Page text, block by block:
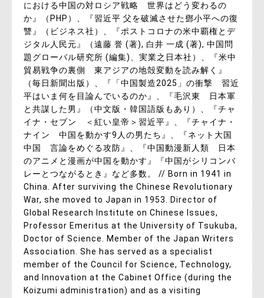
における中国の対ロシア戦略 世界はどう変わるの
か』（PHP）、『習近平 父を破滅させた鄧小平への復
讐』（ビジネス社）、『ポストコロナの米中覇権とデ
ジタル人民元』（遠藤 誉 (著), 白井 一成 (著), 中国問
題グローバル研究所 (編集)、実業之日本社）、『米中
貿易戦争の裏側 東アジアの地殻変動を読み解く』
（毎日新聞出版）、『「中国製造2025」の衝撃 習近
平はいま何を目論んでいるのか』、『毛沢東 日本軍
と共謀した男』（中文版・韓国語版もあり）、『チャ
イナ・セブン ＜紅い皇帝＞習近平』、『チャイナ・
ナイン 中国を動かす9人の男たち』、『ネット大国
中国 言論をめぐる攻防』、『中国動漫新人類 日本
のアニメと漫画が中国を動かす』『中国がシリコンバ
レーとつながるとき』など多数。 // Born in 1941 in
China. After surviving the Chinese Revolutionary
War, she moved to Japan in 1953. Director of
Global Research Institute on Chinese Issues,
Professor Emeritus at the University of Tsukuba,
Doctor of Science. Member of the Japan Writers
Association. She has served as a specialist
member of the Council for Science, Technology,
and Innovation at the Cabinet Office (during the
Koizumi administration) and as a visiting